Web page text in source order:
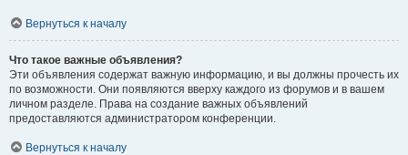
Вернуться к началу
Что такое важные объявления?
Эти объявления содержат важную информацию, и вы должны прочесть их
по возможности. Они появляются вверху каждого из форумов и в вашем
личном разделе. Права на создание важных объявлений
предоставляются администратором конференции.
Вернуться к началу